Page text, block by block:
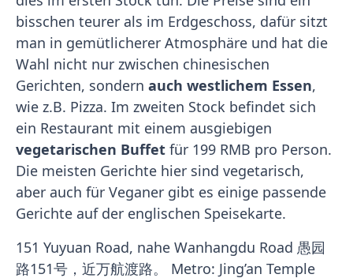
bisschen teurer als im Erdgeschoss, dafür sitzt
man in gemütlicherer Atmosphäre und hat die
Wahl nicht nur zwischen chinesischen
Gerichten, sondern auch westlichem Essen,
wie z.B. Pizza. Im zweiten Stock befindet sich
ein Restaurant mit einem ausgiebigen
vegetarischen Buffet für 199 RMB pro Person.
Die meisten Gerichte hier sind vegetarisch,
aber auch für Veganer gibt es einige passende
Gerichte auf der englischen Speisekarte.
151 Yuyuan Road, nahe Wanhangdu Road 愚园
路151号，近万航渡路。 Metro: Jing’an Temple